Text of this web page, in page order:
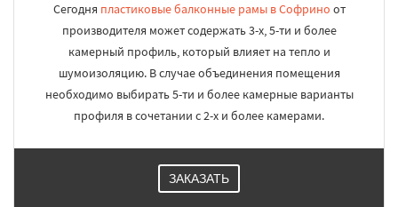
Сегодня пластиковые балконные рамы в Софрино от
производителя может содержать 3-х, 5-ти и более
камерный профиль, который влияет на тепло и
шумоизоляцию. В случае объединения помещения
необходимо выбирать 5-ти и более камерные варианты
профиля в сочетании с 2-х и более камерами.
ЗАКАЗАТЬ